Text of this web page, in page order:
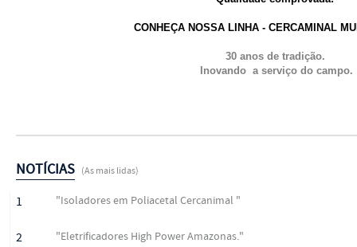
CONHEÇA NOSSA LINHA - CERCAMINAL
30 anos de tradição.
Inovando a serviço do campo.
NOTÍCIAS (As mais lidas)
1 "Isoladores em Poliacetal Cercanimal "
2 "Eletrificadores High Power Amazonas."